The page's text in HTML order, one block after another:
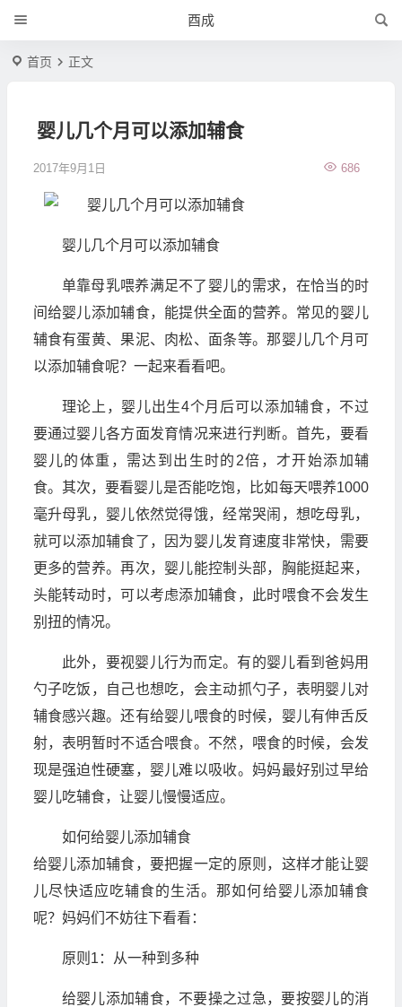
酉成
首页 正文
婴儿几个月可以添加辅食
2017年9月1日 686
婴儿几个月可以添加辅食
单靠母乳喂养满足不了婴儿的需求，在恰当的时
间给婴儿添加辅食，能提供全面的营养。常见的婴儿
辅食有蛋黄、果泥、肉松、面条等。那婴儿几个月可
以添加辅食呢？一起来看看吧。
理论上，婴儿出生4个月后可以添加辅食，不过
要通过婴儿各方面发育情况来进行判断。首先，要看
婴儿的体重，需达到出生时的2倍，才开始添加辅
食。其次，要看婴儿是否能吃饱，比如每天喂养1000
毫升母乳，婴儿依然觉得饿，经常哭闹，想吃母乳，
就可以添加辅食了，因为婴儿发育速度非常快，需要
更多的营养。再次，婴儿能控制头部，胸能挺起来，
头能转动时，可以考虑添加辅食，此时喂食不会发生
别扭的情况。
此外，要视婴儿行为而定。有的婴儿看到爸妈用
勺子吃饭，自己也想吃，会主动抓勺子，表明婴儿对
辅食感兴趣。还有给婴儿喂食的时候，婴儿有伸舌反
射，表明暂时不适合喂食。不然，喂食的时候，会发
现是强迫性硬塞，婴儿难以吸收。妈妈最好别过早给
婴儿吃辅食，让婴儿慢慢适应。
如何给婴儿添加辅食
给婴儿添加辅食，要把握一定的原则，这样才能让婴
儿尽快适应吃辅食的生活。那如何给婴儿添加辅食
呢？妈妈们不妨往下看看：
原则1：从一种到多种
给婴儿添加辅食，不要操之过急，要按婴儿的消